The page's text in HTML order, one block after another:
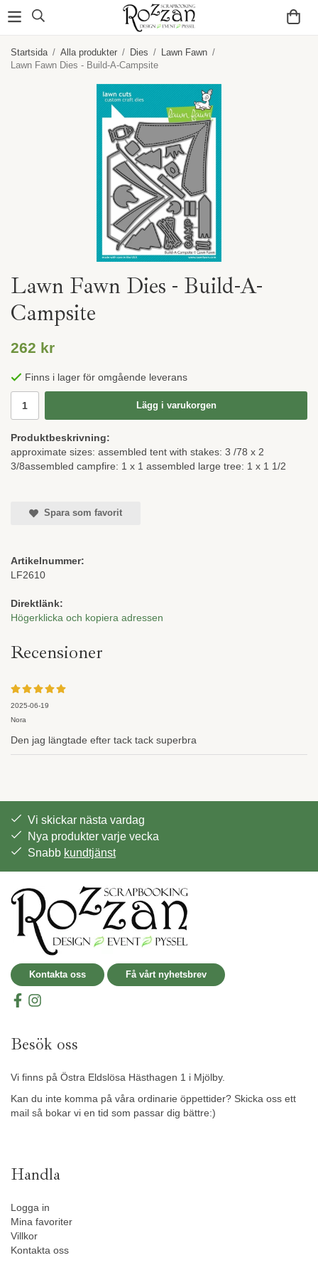
Startsida / Alla produkter / Dies / Lawn Fawn /
Lawn Fawn Dies - Build-A-Campsite
Lawn Fawn Dies - Build-A-
Campsite
262 kr
Finns i lager för omgående leverans
Lägg i varukorgen
Produktbeskrivning:
approximate sizes: assembled tent with stakes: 3 /78 x 2
3/8assembled campfire: 1 x 1 assembled large tree: 1 x 1 1/2
Spara som favorit
Artikelnummer:
LF2610
Direktlänk:
Högerklicka och kopiera adressen
Recensioner
2025-06-19
Nora
Den jag längtade efter tack tack superbra
Vi skickar nästa vardag
Nya produkter varje vecka
Snabb kundtjänst
Kontakta oss Få vårt nyhetsbrev
Besök oss
Vi finns på Östra Eldslösa Hästhagen 1 i Mjölby.
Kan du inte komma på våra ordinarie öppettider? Skicka oss ett
mail så bokar vi en tid som passar dig bättre:)
Handla
Logga in
Mina favoriter
Villkor
Kontakta oss